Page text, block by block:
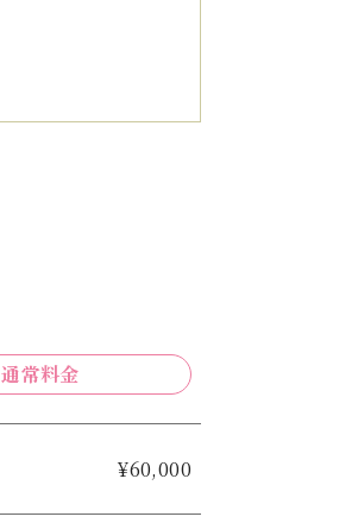
通常料金
¥60,000